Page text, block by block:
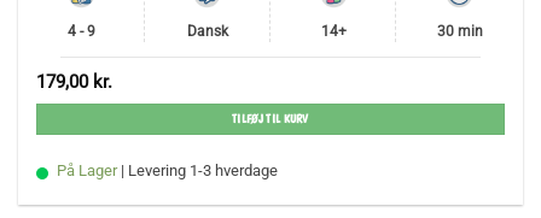
4 - 9 Dansk 14+ 30 min
179,00 kr.
TILFØJ TIL KURV
På Lager | Levering 1-3 hverdage